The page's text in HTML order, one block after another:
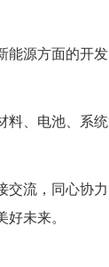
源方面的开
、电池、系
流，同心协力
未来。